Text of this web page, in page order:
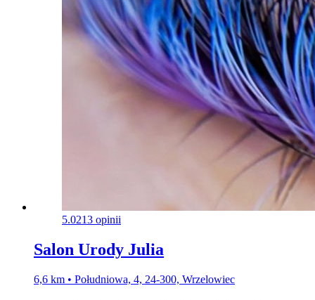
5.0213 opinii
Salon Urody Julia
6,6 km • Południowa, 4, 24-300, Wrzelowiec